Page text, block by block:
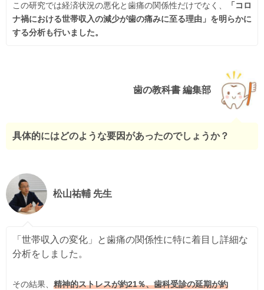
この研究では経済状況の悪化と歯痛の関係性だけでなく、
「コロ
ナ禍における世帯収入の減少が歯の痛みに至る理由」を明らかに
する分析も行いました。
歯の教科書 編集部
具体的にはどのような要因があったのでしょうか？
松山祐輔 先生
「世帯収入の変化」と歯痛の関係性に特に着目し詳細な
分析をしました。
その結果、 精神的ストレスが約21％、歯科受診の延期が約